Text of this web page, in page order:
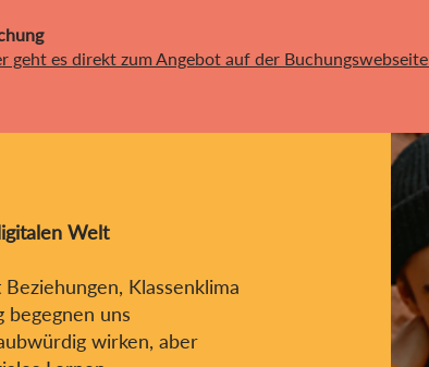
geht es direkt zum Angebot auf der Buchungswebseite
Welt
Klassenklima
begegnen uns
wirken, aber